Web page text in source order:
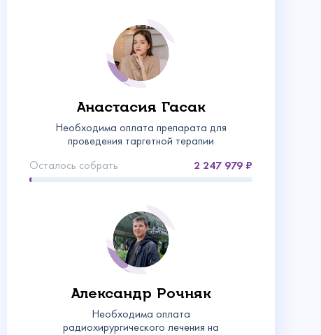
Анастасия Гасак
Необходима оплата препарата для
проведения таргетной терапии
Осталось собрать
2 247 979
Александр Рочняк
Необходима оплата
радиохирургического лечения на